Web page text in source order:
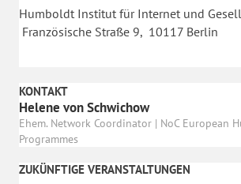
Humboldt Institut für Internet und
Französische Straße 9, 10117 Berlin
KONTAKT
Helene von Schwichow
Ehem. Network Coordinator | NoC European
Programmes
ZUKÜNFTIGE VERANSTALTUNGEN